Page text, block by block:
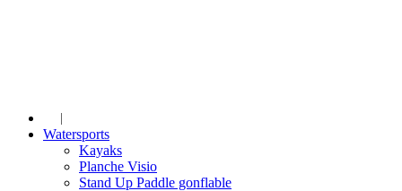
Watersports
Kayaks
Planche Visio
Stand Up Paddle gonflable